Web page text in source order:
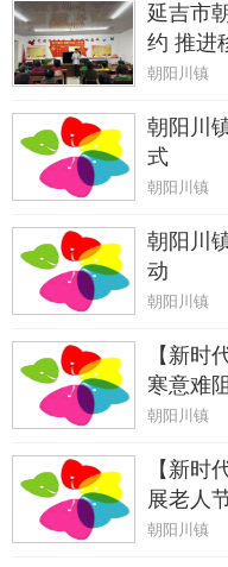
延吉市
约 推进
朝阳川镇
朝阳川
式
朝阳川镇
朝阳川
动
朝阳川镇
【新时
寒意难
朝阳川镇
【新时
展老人
朝阳川镇